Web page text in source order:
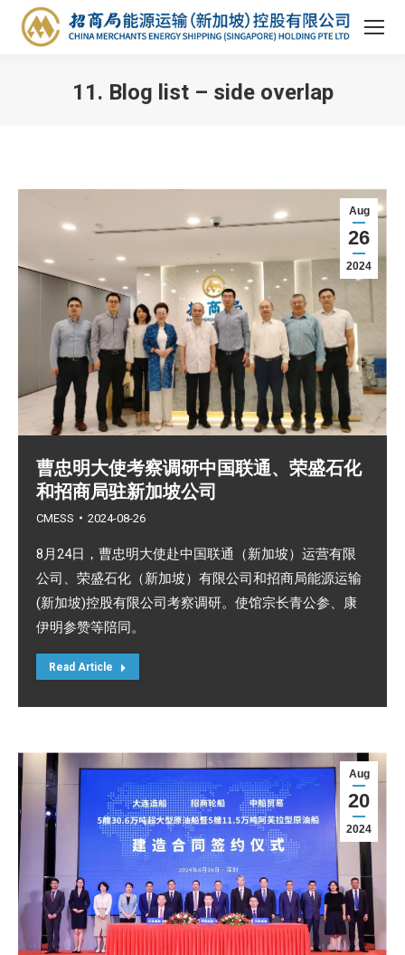
11. Blog list – side overlap
Aug
26
2024
曹忠明大使考察调研中国联通、荣盛石化
和招商局驻新加坡公司
CMESS 2024-08-26
8月24日，曹忠明大使赴中国联通（新加坡）运营有限
公司、荣盛石化（新加坡）有限公司和招商局能源运输
(新加坡)控股有限公司考察调研。使馆宗长青公参、康
伊明参赞等陪同。
Read Article
Aug
20
2024